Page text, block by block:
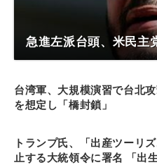
急進左派台頭、米民主
台湾軍、大規模演習で台北
を想定し「橋封鎖」
トランプ氏、「出産ツーリ
止する大統領令に署名 「出